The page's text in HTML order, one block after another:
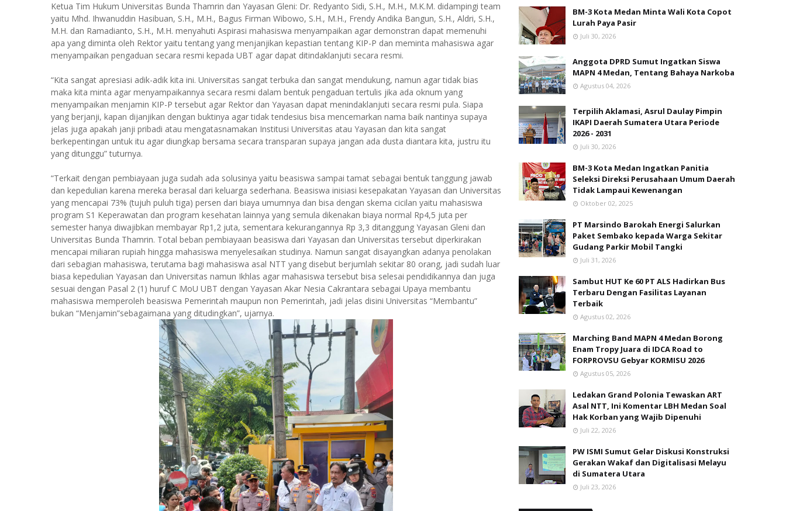
Ketua Tim Hukum Universitas Bunda Thamrin dan Yayasan Gleni: Dr. Redyanto Sidi, S.H., M.H., M.K.M. didampingi team
yaitu Mhd. Ihwanuddin Hasibuan, S.H., M.H., Bagus Firman Wibowo, S.H., M.H., Frendy Andika Bangun, S.H., Aldri, S.H.,
M.H. dan Ramadianto, S.H., M.H. menyahuti Aspirasi mahasiswa menyampaikan agar demonstran dapat memenuhi
apa yang diminta oleh Rektor yaitu tentang yang menjanjikan kepastian tentang KIP-P dan meminta mahasiswa agar
menyampaikan pengaduan secara resmi kepada UBT agar dapat ditindaklanjuti secara resmi.
“Kita sangat apresiasi adik-adik kita ini. Universitas sangat terbuka dan sangat mendukung, namun agar tidak bias
maka kita minta agar menyampaikannya secara resmi dalam bentuk pengaduan tertulis jika ada oknum yang
menyampaikan menjamin KIP-P tersebut agar Rektor dan Yayasan dapat menindaklanjuti secara resmi pula. Siapa
yang berjanji, kapan dijanjikan dengan buktinya agar tidak tendesius bisa mencemarkan nama baik nantinya supaya
jelas juga apakah janji pribadi atau mengatasnamakan Institusi Universitas atau Yayasan dan kita sangat
berkepentingan untuk itu agar diungkap bersama secara transparan supaya jangan ada dusta diantara kita, justru itu
yang ditunggu” tuturnya.
“Terkait dengan pembiayaan juga sudah ada solusinya yaitu beasiswa sampai tamat sebagai bentuk tanggung jawab
dan kepedulian karena mereka berasal dari keluarga sederhana. Beasiswa inisiasi kesepakatan Yayasan dan Universitas
yang mencapai 73% (tujuh puluh tiga) persen dari biaya umumnya dan bisa dengan skema cicilan yaitu mahasiswa
program S1 Keperawatan dan program kesehatan lainnya yang semula dikenakan biaya normal Rp4,5 juta per
semester hanya diwajibkan membayar Rp1,2 juta, sementara kekurangannya Rp 3,3 ditanggung Yayasan Gleni dan
Universitas Bunda Thamrin. Total beban pembiayaan beasiswa dari Yayasan dan Universitas tersebut diperkirakan
mencapai miliaran rupiah hingga mahasiswa menyelesaikan studinya. Namun sangat disayangkan adanya penolakan
dari sebagian mahasiswa, terutama bagi mahasiswa asal NTT yang disebut berjumlah sekitar 80 orang, jadi sudah luar
biasa kepedulian Yayasan dan Universitas namun Ikhlas agar mahasiswa tersebut bisa selesai pendidikannya dan juga
sesuai dengan Pasal 2 (1) huruf C MoU UBT dengan Yayasan Akar Nesia Cakrantara sebagai Upaya membantu
mahasiswa memperoleh beasiswa Pemerintah maupun non Pemerintah, jadi jelas disini Universitas “Membantu”
bukan “Menjamin”sebagaimana yang ditudingkan”, ujarnya.
BM-3 Kota Medan Minta Wali Kota Copot
Lurah Paya Pasir
Juli 30, 2026
Anggota DPRD Sumut Ingatkan Siswa
MAPN 4 Medan, Tentang Bahaya Narkoba
Agustus 04, 2026
Terpilih Aklamasi, Asrul Daulay Pimpin
IKAPI Daerah Sumatera Utara Periode
2026 - 2031
Juli 30, 2026
BM-3 Kota Medan Ingatkan Panitia
Seleksi Direksi Perusahaan Umum Daerah
Tidak Lampaui Kewenangan
Oktober 02, 2025
PT Marsindo Barokah Energi Salurkan
Paket Sembako kepada Warga Sekitar
Gudang Parkir Mobil Tangki
Juli 31, 2026
Sambut HUT Ke 60 PT ALS Hadirkan Bus
Terbaru Dengan Fasilitas Layanan
Terbaik
Agustus 02, 2026
Marching Band MAPN 4 Medan Borong
Enam Tropy Juara di IDCA Road to
FORPROVSU Gebyar KORMISU 2026
Agustus 05, 2026
Ledakan Grand Polonia Tewaskan ART
Asal NTT, Ini Komentar LBH Medan Soal
Hak Korban yang Wajib Dipenuhi
Juli 22, 2026
PW ISMI Sumut Gelar Diskusi Konstruksi
Gerakan Wakaf dan Digitalisasi Melayu
di Sumatera Utara
Juli 23, 2026